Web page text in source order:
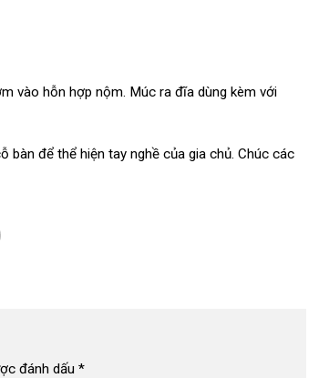
vào hỗn hợp nộm. Múc ra đĩa dùng kèm với
để thể hiện tay nghề của gia chủ. Chúc các
đánh dấu *